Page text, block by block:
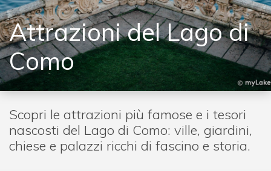
Attrazioni del Lago di
Como
Scopri le attrazioni più famose e i tesori
nascosti del Lago di Como: ville, giardini,
chiese e palazzi ricchi di fascino e storia.